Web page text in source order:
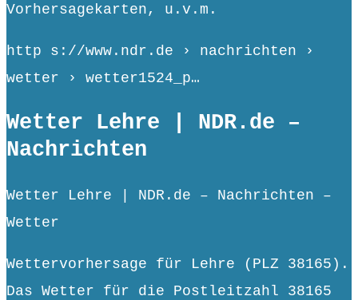
Vorhersagekarten, u.v.m.
http s://www.ndr.de › nachrichten ›
wetter › wetter1524_p…
Wetter Lehre | NDR.de –
Nachrichten
Wetter Lehre | NDR.de – Nachrichten –
Wetter
Wettervorhersage für Lehre (PLZ 38165).
Das Wetter für die Postleitzahl 38165